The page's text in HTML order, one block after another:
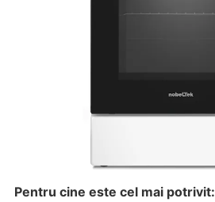
Pentru cine este cel mai potrivit: